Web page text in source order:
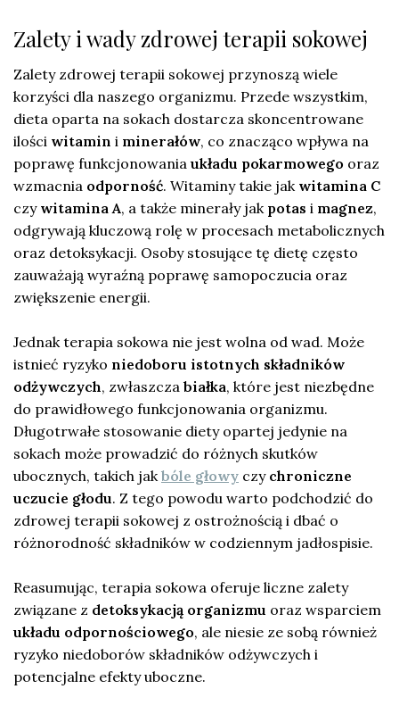
Zalety i wady zdrowej terapii sokowej
Zalety zdrowej terapii sokowej przynoszą wiele
korzyści dla naszego organizmu. Przede wszystkim,
dieta oparta na sokach dostarcza skoncentrowane
ilości witamin i minerałów, co znacząco wpływa na
poprawę funkcjonowania układu pokarmowego oraz
wzmacnia odporność. Witaminy takie jak witamina C
czy witamina A, a także minerały jak potas i magnez,
odgrywają kluczową rolę w procesach metabolicznych
oraz detoksykacji. Osoby stosujące tę dietę często
zauważają wyraźną poprawę samopoczucia oraz
zwiększenie energii.
Jednak terapia sokowa nie jest wolna od wad. Może
istnieć ryzyko niedoboru istotnych składników
odżywczych, zwłaszcza białka, które jest niezbędne
do prawidłowego funkcjonowania organizmu.
Długotrwałe stosowanie diety opartej jedynie na
sokach może prowadzić do różnych skutków
ubocznych, takich jak bóle głowy czy chroniczne
uczucie głodu. Z tego powodu warto podchodzić do
zdrowej terapii sokowej z ostrożnością i dbać o
różnorodność składników w codziennym jadłospisie.
Reasumując, terapia sokowa oferuje liczne zalety
związane z detoksykacją organizmu oraz wsparciem
układu odpornościowego, ale niesie ze sobą również
ryzyko niedoborów składników odżywczych i
potencjalne efekty uboczne.